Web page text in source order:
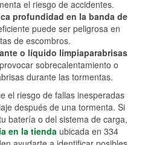
el riesgo de accidentes.
profundidad en la banda de
puede ser peligrosa en
de escombros.
o líquido limpiaparabrisas
sobrecalentamiento o
durante las tormentas.
el riesgo de fallas inesperadas
después de una tormenta. Si
batería o del sistema de carga,
en la tienda ubicada en 334